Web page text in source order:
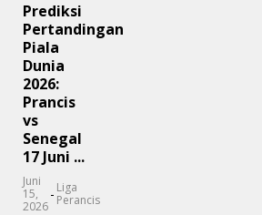
Prediksi
Pertandingan
Piala
Dunia
2026:
Prancis
vs
Senegal
17 Juni ...
Juni
15,
2026
- Liga
Perancis